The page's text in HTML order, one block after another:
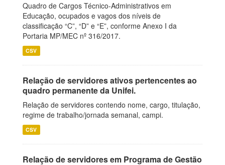
Quadro de Cargos Técnico-Administrativos em
Educação, ocupados e vagos dos níveis de
classificação “C”, “D” e “E”, conforme Anexo I da
Portaria MP/MEC nº 316/2017.
CSV
Relação de servidores ativos pertencentes ao
quadro permanente da Unifei.
Relação de servidores contendo nome, cargo, titulação,
regime de trabalho/jornada semanal, campi.
CSV
Relação de servidores em Programa de Gestão